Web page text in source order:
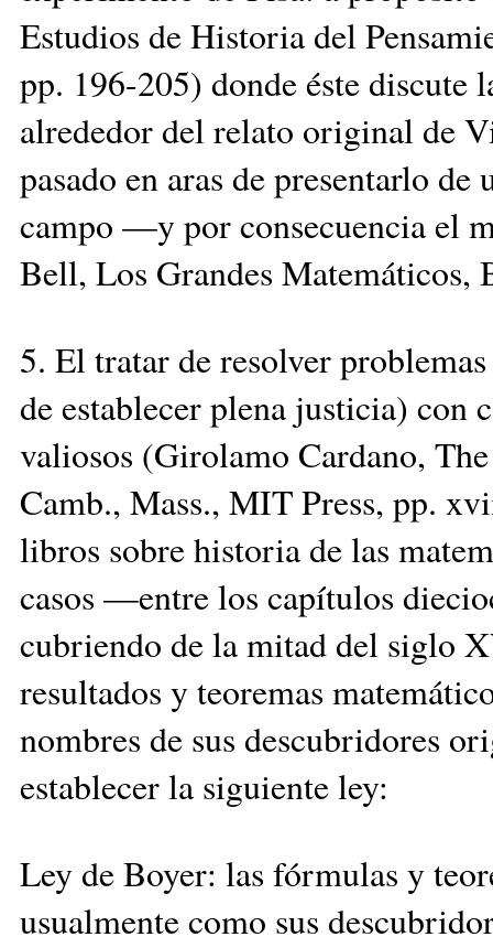
Estudios de Historia del
pp. 196-205) donde éste discute
alrededor del relato original de
pasado en aras de presentarlo
campo —y por consecuencia el
Bell, Los Grandes
5. El tratar de resolver
de establecer plena justicia) con
valiosos (Girolamo Cardano,
Camb., Mass., MIT Press, pp.
libros sobre historia de las
casos —entre los capítulos
cubriendo de la mitad del
resultados y teoremas
nombres de sus descubridores
establecer la siguiente ley:
Ley de Boyer: las fórmulas y
usualmente como sus